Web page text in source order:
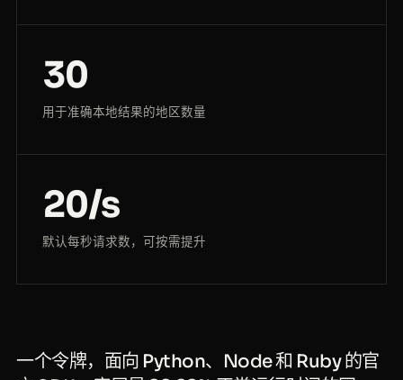
30
用于准确本地结果的地区数量
20/s
默认每秒请求数，可按需提升
一个令牌，面向 Python、Node 和 Ruby 的官